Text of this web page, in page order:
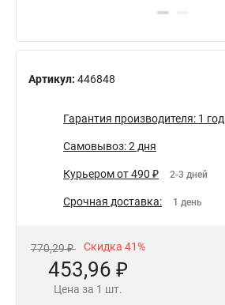
Артикул: 446848
Гарантия производителя: 1 год
Самовывоз: 2 дня
Курьером от 490 ₽ 2-3 дней
Срочная доставка: 1 день
770,29 ₽ Скидка 41%
453,96 ₽
Цена за 1 шт.